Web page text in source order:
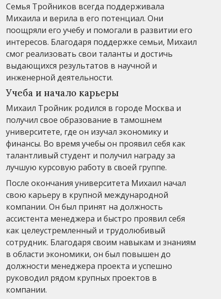
Семья Тройников всегда поддерживала
Михаила и верила в его потенциал. Они
поощряли его учебу и помогали в развитии его
интересов. Благодаря поддержке семьи, Михаил
смог реализовать свои таланты и достичь
выдающихся результатов в научной и
инженерной деятельности.
Учеба и начало карьеры
Михаил Тройник родился в городе Москва и
получил свое образование в тамошнем
университете, где он изучал экономику и
финансы. Во время учебы он проявил себя как
талантливый студент и получил награду за
лучшую курсовую работу в своей группе.
После окончания университета Михаил начал
свою карьеру в крупной международной
компании. Он был принят на должность
ассистента менеджера и быстро проявил себя
как целеустремленный и трудолюбивый
сотрудник. Благодаря своим навыкам и знаниям
в области экономики, он был повышен до
должности менеджера проекта и успешно
руководил рядом крупных проектов в
компании.